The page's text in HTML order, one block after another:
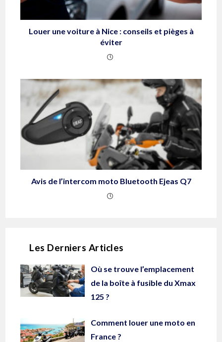
Louer une voiture à Nice : conseils et pièges à
éviter
Avis de l’intercom moto Bluetooth Ejeas Q7
Les Derniers Articles
Où se trouve l’emplacement
de la boîte à fusible du Xmax
125 ?
Comment louer une moto en
France ?